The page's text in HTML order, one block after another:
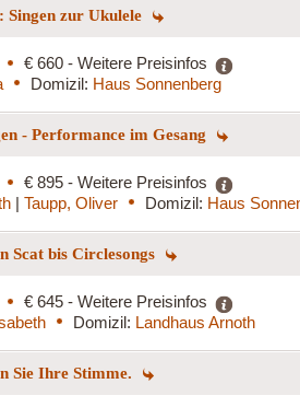
Singen zur Ukulele
€ 660 - Weitere Preisinfos
Domizil: Haus Sonnenberg
- Performance im Gesang
€ 895 - Weitere Preisinfos
| Taupp, Oliver Domizil: Haus
Scat bis Circlesongs
€ 645 - Weitere Preisinfos
Domizil: Landhaus Arnoth
Sie Ihre Stimme.